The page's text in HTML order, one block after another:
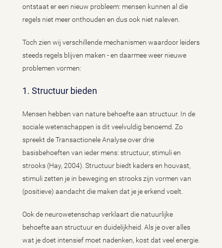
ontstaat er een nieuw probleem: mensen kunnen al die
regels niet meer onthouden en dus ook niet naleven.
Toch zien wij verschillende mechanismen waardoor leiders
steeds regels blijven maken - en daarmee weer nieuwe
problemen vormen:
1. Structuur bieden
Mensen hebben van nature behoefte aan structuur. In de
sociale wetenschappen is dit veelvuldig benoemd. Zo
spreekt de Transactionele Analyse over drie
basisbehoeften van ieder mens: structuur, stimuli en
strooks (Hay, 2004). Structuur biedt kaders en houvast,
stimuli zetten je in beweging en strooks zijn vormen van
(positieve) aandacht die maken dat je je erkend voelt.
Ook de neurowetenschap verklaart die natuurlijke
behoefte aan structuur en duidelijkheid. Als je over alles
wat je doet intensief moet nadenken, kost dat veel energie.